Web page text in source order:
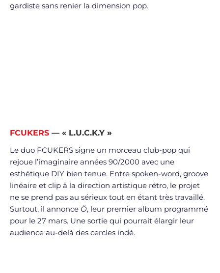
gardiste sans renier la dimension pop.
FCUKERS — « L.U.C.K.Y »
Le duo FCUKERS signe un morceau club-pop qui
rejoue l’imaginaire années 90/2000 avec une
esthétique DIY bien tenue. Entre spoken-word, groove
linéaire et clip à la direction artistique rétro, le projet
ne se prend pas au sérieux tout en étant très travaillé.
Surtout, il annonce Ö, leur premier album programmé
pour le 27 mars. Une sortie qui pourrait élargir leur
audience au-delà des cercles indé.